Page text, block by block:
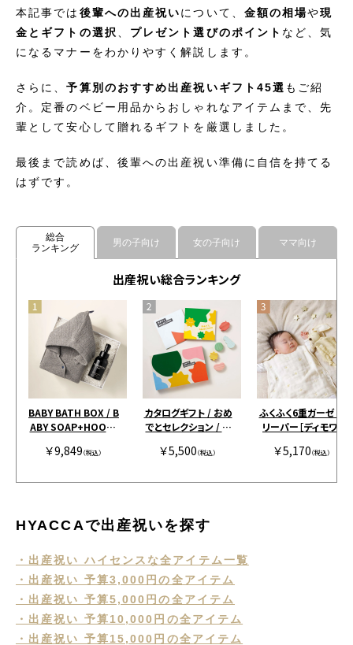
本記事では 後輩への出産祝いについて、 金額の相場や現
金とギフトの選択
プレゼント選びのポイント など、気
になるマナーをわかりやすく解説します。
さらに、予算別のおすすめ出産祝いギフト45選 もご紹
介。定番のベビー用品からおしゃれなアイテムまで、先
輩として安心して贈れるギフトを厳選しました。
最後まで読めば、後輩への出産祝い準備に自信を持てる
はずです。
総合
ランキング
男の子向け 女の子向け ママ向け
出産祝い総合ランキング
BABY BATH BOX / B
ABY SOAP+HOODE
￥9,849（税込）
カタログギフト / おめ
でとセレクション / ギ
とことこ
￥5,500（税込）
ふくふく6重ガーゼ ス
リーパー［ディモワ］
￥5,170（税込）
HYACCAで出産祝いを探す
・出産祝い ハイセンスな全アイテム一覧
・出産祝い 予算3,000円の全アイテム
・出産祝い 予算5,000円の全アイテム
・出産祝い 予算10,000円の全アイテム
・出産祝い 予算15,000円の全アイテム